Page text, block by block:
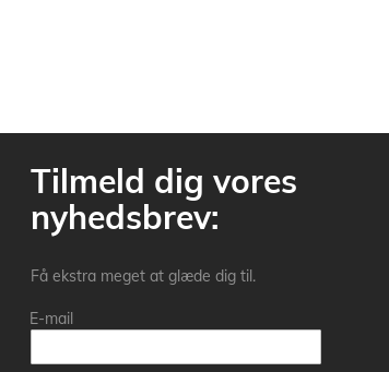
Tilmeld dig vores
nyhedsbrev:
Få ekstra meget at glæde dig til.
E-mail